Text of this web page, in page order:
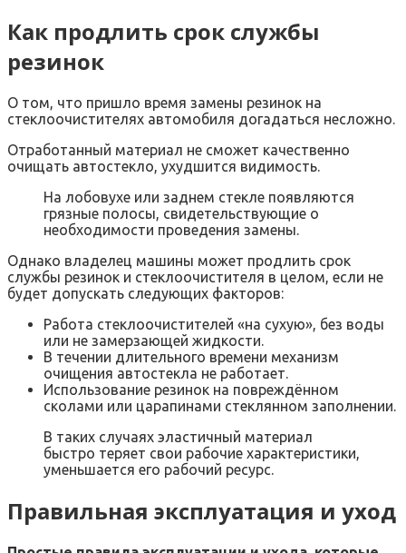
Как продлить срок службы
резинок
О том, что пришло время замены резинок на
стеклоочистителях автомобиля догадаться несложно.
Отработанный материал не сможет качественно
очищать автостекло, ухудшится видимость.
На лобовухе или заднем стекле появляются
грязные полосы, свидетельствующие о
необходимости проведения замены.
Однако владелец машины может продлить срок
службы резинок и стеклоочистителя в целом, если не
будет допускать следующих факторов:
Работа стеклоочистителей «на сухую», без воды
или не замерзающей жидкости.
В течении длительного времени механизм
очищения автостекла не работает.
Использование резинок на повреждённом
сколами или царапинами стеклянном заполнении.
В таких случаях эластичный материал
быстро теряет свои рабочие характеристики,
уменьшается его рабочий ресурс.
Правильная эксплуатация и уход